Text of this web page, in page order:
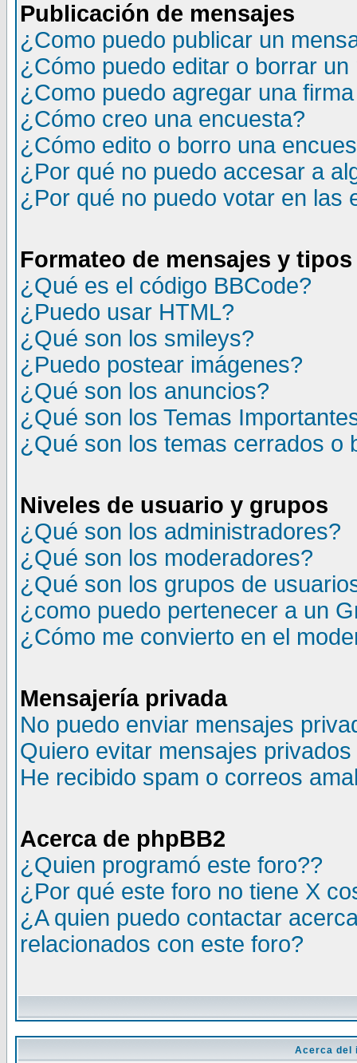
Publicación de mensajes
¿Como puedo publicar un
¿Cómo puedo editar o borrar un
¿Como puedo agregar una
¿Cómo creo una encuesta?
¿Cómo edito o borro una
¿Por qué no puedo accesar a
¿Por qué no puedo votar en las
Formateo de mensajes y
¿Qué es el código BBCode?
¿Puedo usar HTML?
¿Qué son los smileys?
¿Puedo postear imágenes?
¿Qué son los anuncios?
¿Qué son los Temas
¿Qué son los temas cerrados o
Niveles de usuario y grupos
¿Qué son los administradores?
¿Qué son los moderadores?
¿Qué son los grupos de
¿como puedo pertenecer a un
¿Cómo me convierto en el
Mensajería privada
No puedo enviar mensajes
Quiero evitar mensajes
He recibido spam o correos
Acerca de phpBB2
¿Quien programó este foro??
¿Por qué este foro no tiene X
¿A quien puedo contactar
relacionados con este foro?
Acerca del